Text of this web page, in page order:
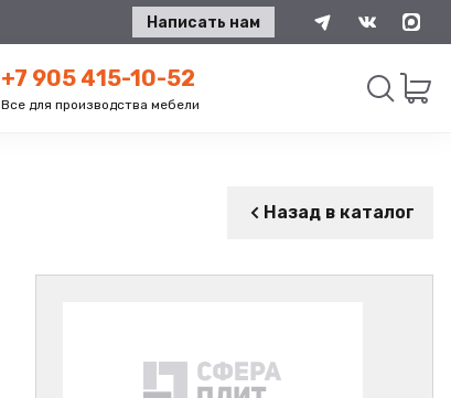
Написать нам
+7 905 415-10-52
Все для производства мебели
Назад в каталог